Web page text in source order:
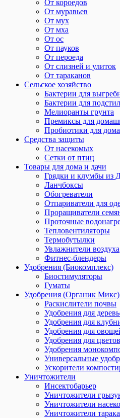
От короедов
От муравьев
От мух
От мха
От ос
От пауков
От пероеда
От слизней и улиток
От тараканов
Сельское хозяйство
Бактерии для
Бактерии для
Мелиоранты грунта
Премиксы для
Пробиотики для
Средства защиты
От насекомых
Сетки от птиц
Товары для дома и дачи
Грядки и клумбы из
Ланчбоксы
Обогреватели
Отпариватели для
Проращиватели
Проточные
Тепловентиляторы
Термобутылки
Увлажнители воздуха
Фитнес-блендеры
Удобрения (Биокомплекс)
Биостимуляторы
Гуматы
Удобрения (Органик Микс)
Раскислители почвы
Удобрения для
Удобрения для
Удобрения для
Удобрения для цветов
Удобрения
Универсальные
Ускорители
Уничтожители
Инсектобарьер
Уничтожители
Уничтожители
Уничтожители